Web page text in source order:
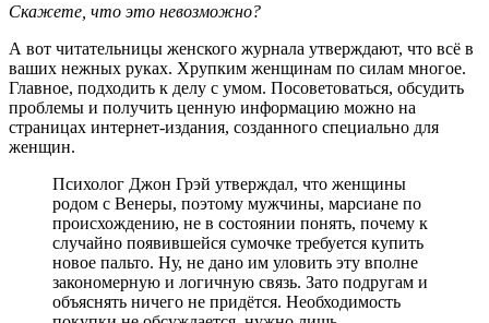
Скажете, что это невозможно?
А вот читательницы женского журнала утверждают, что всё в
ваших нежных руках. Хрупким женщинам по силам многое.
Главное, подходить к делу с умом. Посоветоваться, обсудить
проблемы и получить ценную информацию можно на
страницах интернет-издания, созданного специально для
женщин.
Психолог Джон Грэй утверждал, что женщины
родом с Венеры, поэтому мужчины, марсиане по
происхождению, не в состоянии понять, почему к
случайно появившейся сумочке требуется купить
новое пальто. Ну, не дано им уловить эту вполне
закономерную и логичную связь. Зато подругам и
объяснять ничего не придётся. Необходимость